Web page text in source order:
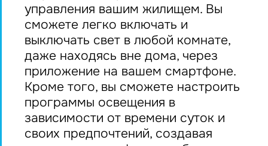
управления вашим жилищем. Вы
сможете легко включать и
выключать свет в любой комнате,
даже находясь вне дома, через
приложение на вашем смартфоне.
Кроме того, вы сможете настроить
программы освещения в
зависимости от времени суток и
своих предпочтений, создавая